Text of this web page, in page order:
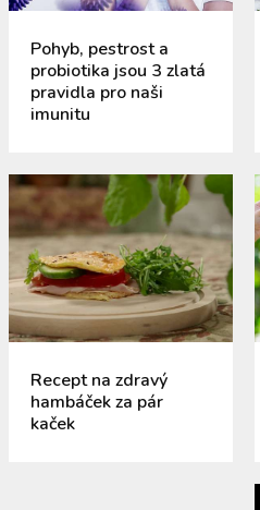
Pohyb, pestrost a
probiotika jsou 3 zlatá
pravidla pro naši
imunitu
Recept na zdravý
hambáček za pár
kaček